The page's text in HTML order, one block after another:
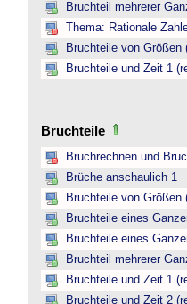
Bruchteil mehrerer
Thema: Rationale
Bruchteile von Größen
Bruchteile und Zeit 1
Bruchteile
Bruchrechnen und
Brüche anschaulich 1
Bruchteile von Größen
Bruchteile eines
Bruchteile eines
Bruchteil mehrerer
Bruchteile und Zeit 1
Bruchteile und Zeit 2